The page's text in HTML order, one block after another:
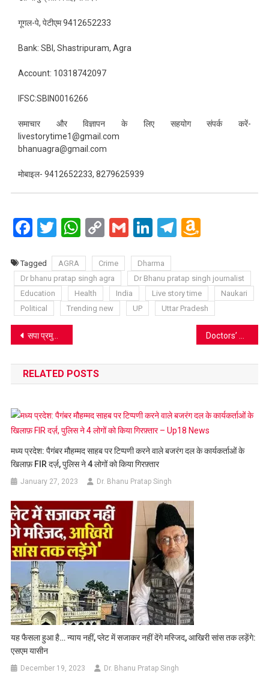
गूगल-पे, पेटीएम 9412652233
Bank: SBI, Shastripuram, Agra
Account: 10318742097
IFSC:SBIN0016266
समाचार और विज्ञापन के लिए सहयोग संपर्क करें-
livestorytime1@gmail.com
bhanuagra@gmail.com
मोबाइल- 9412652233, 8279625939
Facebook
Twitter
WhatsApp
CopyGmailLinkedIn
Telegram
Amazon
List
Tagged AGRA Crime
Dharma
Dr bhanu pratap singh agra
Dr Bhanu pratap singh journalist
Education
Health India Live story time
Naukari
Political
Trending new UP Uttar Pradesh
Post
navigation
सपा प्रमुख अखिलेश यादव के जन्मदिन पर CM योगी और राहुल गांधी सहित कई दिग्गज नेताओं ने दी बधाई
RELATED POSTS
मध्य प्रदेश: पैगंबर मौहम्मद साहब पर टिप्पणी करने वाले बजरंग दल के कार्यकर्ताओं के
खिलाफ़ FIR दर्ज़, पुलिस ने 4 लोगों को किया गिरफ़्तार
January 27, 2023 Dr. Bhanu Pratap Singh
यह फैसला हुआ है… न्याय नहीं, प्लेट में सजाकर नहीं देंगे मस्जिद, आखिरी सांस तक लड़ेंगे:
एसएम यासीन
December 19, 2023 Dr. Bhanu Pratap Singh